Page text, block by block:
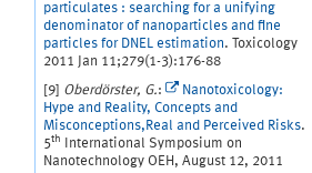
particulates : searching for a unifying
denominator of nanoparticles and fine
particles for DNEL estimation. Toxicology
2011 Jan 11;279(1-3):176-88
[9] Oberdörster, G.:
Nanotoxicology:
Hype and Reality, Concepts and
Misconceptions,Real and Perceived Risks.
5th
International Symposium on
Nanotechnology OEH, August 12, 2011